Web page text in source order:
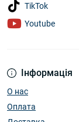
Інформація
О нас
Оплата
TikTok
Youtube